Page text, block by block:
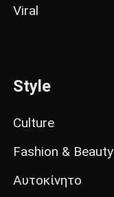
Viral
Style
Culture
Fashion & Beauty
Αυτοκίνητο